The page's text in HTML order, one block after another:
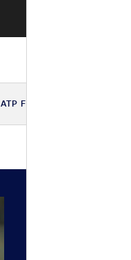
ATP Finals